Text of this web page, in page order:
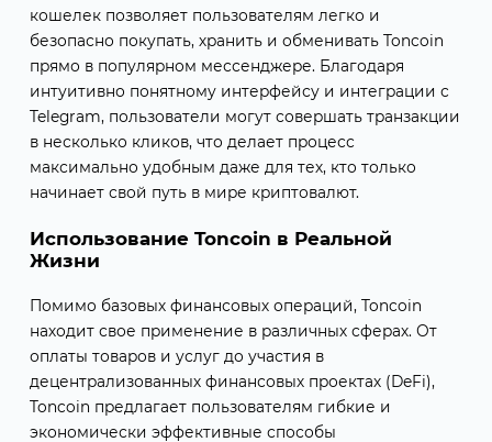
кошелек позволяет пользователям легко и
безопасно покупать, хранить и обменивать Toncoin
прямо в популярном мессенджере. Благодаря
интуитивно понятному интерфейсу и интеграции с
Telegram, пользователи могут совершать транзакции
в несколько кликов, что делает процесс
максимально удобным даже для тех, кто только
начинает свой путь в мире криптовалют.
Использование Toncoin в Реальной
Жизни
Помимо базовых финансовых операций, Toncoin
находит свое применение в различных сферах. От
оплаты товаров и услуг до участия в
децентрализованных финансовых проектах (DeFi),
Toncoin предлагает пользователям гибкие и
экономически эффективные способы